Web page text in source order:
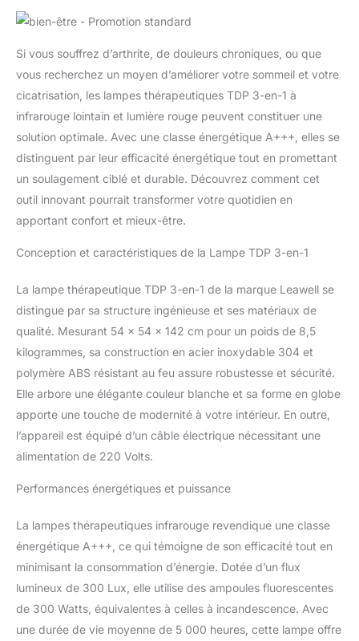
Si vous souffrez d’arthrite, de douleurs chroniques, ou que
vous recherchez un moyen d’améliorer votre sommeil et votre
cicatrisation, les lampes thérapeutiques TDP 3-en-1 à
infrarouge lointain et lumière rouge peuvent constituer une
solution optimale. Avec une classe énergétique A+++, elles se
distinguent par leur efficacité énergétique tout en promettant
un soulagement ciblé et durable. Découvrez comment cet
outil innovant pourrait transformer votre quotidien en
apportant confort et mieux-être.
Conception et caractéristiques de la Lampe TDP 3-en-1
La lampe thérapeutique TDP 3-en-1 de la marque Leawell se
distingue par sa structure ingénieuse et ses matériaux de
qualité. Mesurant 54 x 54 x 142 cm pour un poids de 8,5
kilogrammes, sa construction en acier inoxydable 304 et
polymère ABS résistant au feu assure robustesse et sécurité.
Elle arbore une élégante couleur blanche et sa forme en globe
apporte une touche de modernité à votre intérieur. En outre,
l’appareil est équipé d’un câble électrique nécessitant une
alimentation de 220 Volts.
Performances énergétiques et puissance
La lampes thérapeutiques infrarouge revendique une classe
énergétique A+++, ce qui témoigne de son efficacité tout en
minimisant la consommation d’énergie. Dotée d’un flux
lumineux de 300 Lux, elle utilise des ampoules fluorescentes
de 300 Watts, équivalentes à celles à incandescence. Avec
une durée de vie moyenne de 5 000 heures, cette lampe offre